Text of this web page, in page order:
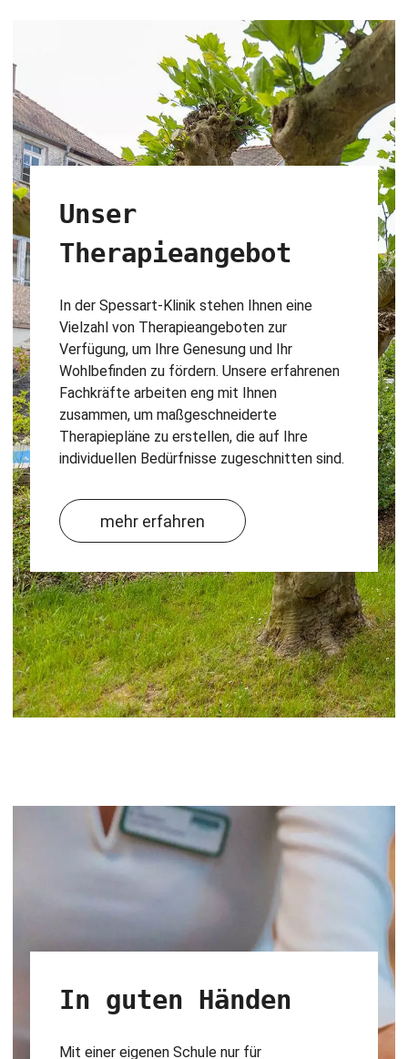
Unser
Therapieangebot
In der Spessart-Klinik stehen Ihnen eine
Vielzahl von Therapieangeboten zur
Verfügung, um Ihre Genesung und Ihr
Wohlbefinden zu fördern. Unsere erfahrenen
Fachkräfte arbeiten eng mit Ihnen
zusammen, um maßgeschneiderte
Therapiepläne zu erstellen, die auf Ihre
individuellen Bedürfnisse zugeschnitten sind.
mehr erfahren
In guten Händen
Mit einer eigenen Schule nur für